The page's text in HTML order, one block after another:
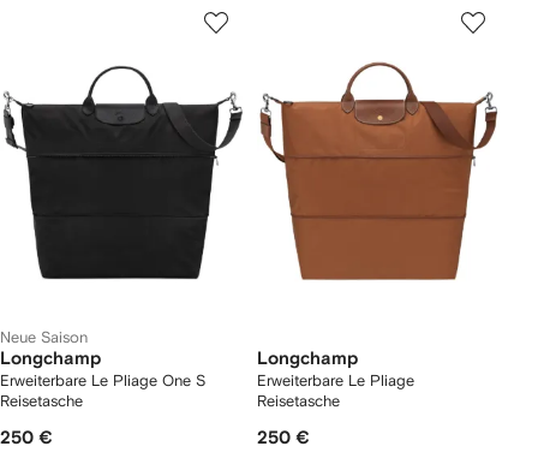
Neue Saison
Longchamp
Erweiterbare Le Pliage One S
Reisetasche
250 €
Longchamp
Erweiterbare Le Pliage
Reisetasche
250 €